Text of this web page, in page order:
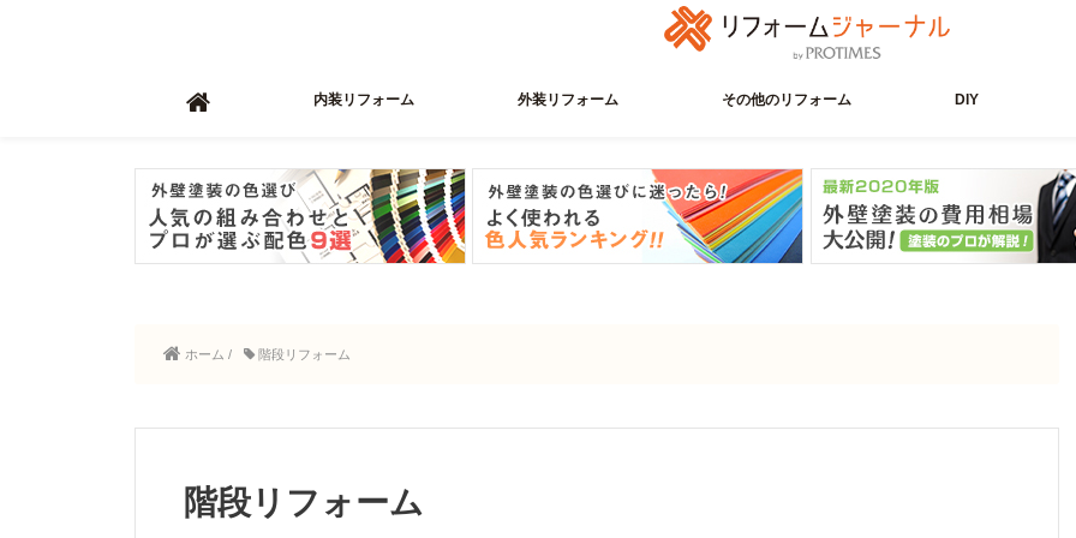
内装リフォーム 外装リフォーム その他のリフォーム DIY
ホーム / 階段リフォーム
階段リフォーム